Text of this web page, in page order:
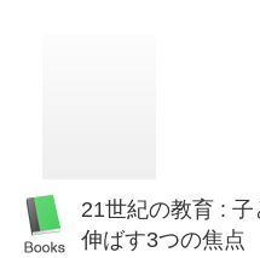
21世紀の教育 :
伸ばす3つの焦点